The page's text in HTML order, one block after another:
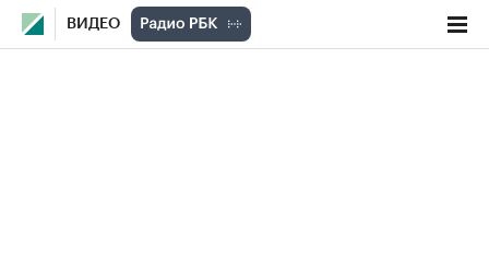
ВИДЕО